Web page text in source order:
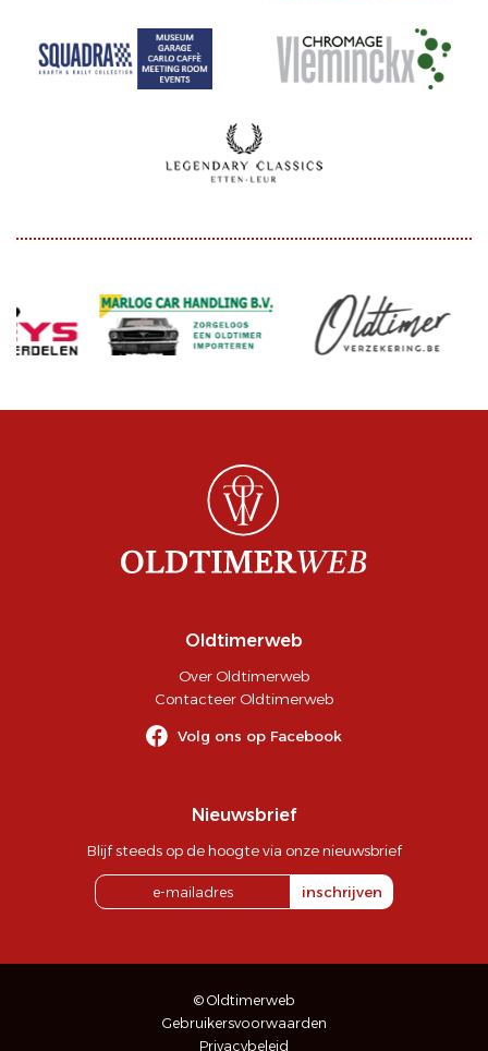
Oldtimerweb
Over Oldtimerweb
Contacteer Oldtimerweb
Volg ons op Facebook
Nieuwsbrief
Blijf steeds op de hoogte via onze nieuwsbrief
inschrijven
© Oldtimerweb
Gebruikersvoorwaarden
Privacybeleid